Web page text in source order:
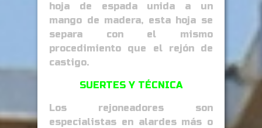
hoja de espada unida a un
mango de madera, esta hoja se
separa con el mismo
procedimiento que el rejón de
castigo.
SUERTES Y TÉCNICA
Los rejoneadores son
especialistas en alardes más o